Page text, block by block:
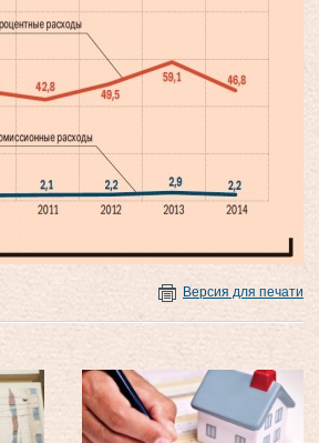
Версия для печати